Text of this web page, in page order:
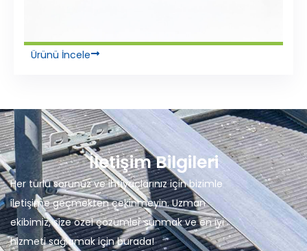
Ürünü İncele
İletişim Bilgileri
Her türlü sorunuz ve ihtiyaçlarınız için bizimle
iletişime geçmekten çekinmeyin. Uzman
ekibimiz, size özel çözümler sunmak ve en iyi
hizmeti sağlamak için burada!